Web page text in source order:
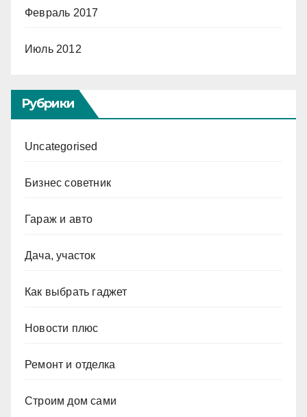
Февраль 2017
Июль 2012
Рубрики
Uncategorised
Бизнес советник
Гараж и авто
Дача, участок
Как выбрать гаджет
Новости плюс
Ремонт и отделка
Строим дом сами